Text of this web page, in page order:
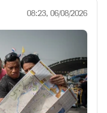
08:23, 06/08/2026